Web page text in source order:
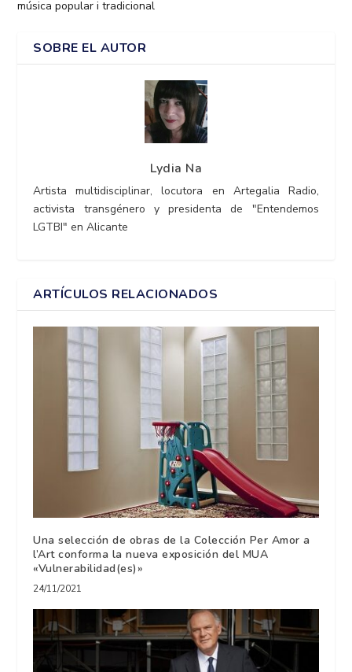
música popular i tradicional
SOBRE EL AUTOR
Lydia Na
Artista multidisciplinar, locutora en Artegalia Radio,
activista transgénero y presidenta de "Entendemos
LGTBI" en Alicante
ARTÍCULOS RELACIONADOS
Una selección de obras de la Colección Per Amor a
l’Art conforma la nueva exposición del MUA
«Vulnerabilidad(es)»
24/11/2021